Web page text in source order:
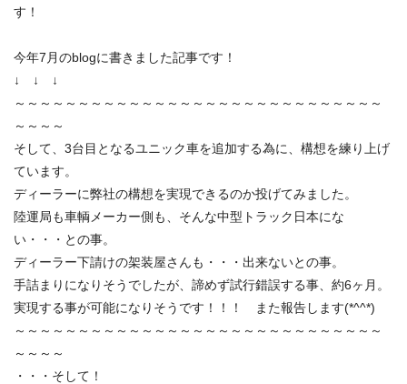
す！
今年7月のblogに書きました記事です！
↓ ↓ ↓
～～～～～～～～～～～～～～～～～～～～～～～～～～～～～
～～～～
そして、3台目となるユニック車を追加する為に、構想を練り上げ
ています。
ディーラーに弊社の構想を実現できるのか投げてみました。
陸運局も車輌メーカー側も、そんな中型トラック日本にな
い・・・との事。
ディーラー下請けの架装屋さんも・・・出来ないとの事。
手詰まりになりそうでしたが、諦めず試行錯誤する事、約6ヶ月。
実現する事が可能になりそうです！！！ また報告します(*^^*)
～～～～～～～～～～～～～～～～～～～～～～～～～～～～～
～～～～
・・・そして！